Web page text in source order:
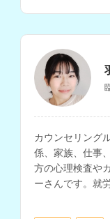
カウンセリング
係、家族、仕事
方の心理検査や
ーさんです。就
特性のある方の